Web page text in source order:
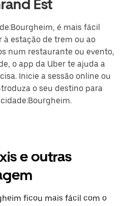
Est
é mais fácil
à estação de trem ou ao
num restaurante ou evento,
o app da Uber te ajuda a
Inicie a sessão online ou
o seu destino para
e outras
ficou mais fácil com o